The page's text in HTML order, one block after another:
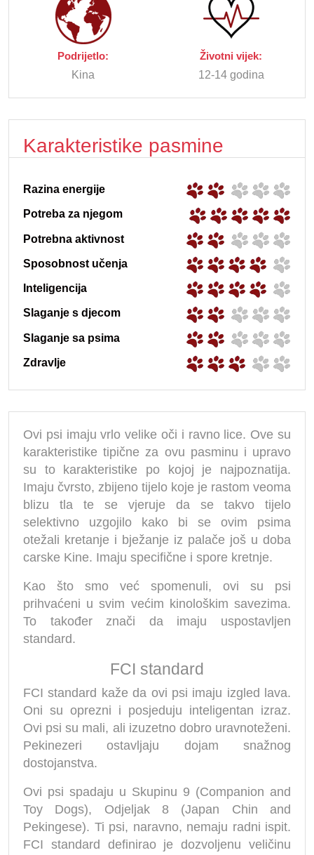
Podrijetlo:
Kina
Životni vijek:
12-14 godina
Karakteristike pasmine
Razina energije
Potreba za njegom
Potrebna aktivnost
Sposobnost učenja
Inteligencija
Slaganje s djecom
Slaganje sa psima
Zdravlje
Ovi psi imaju vrlo velike oči i ravno lice. Ove su
karakteristike tipične za ovu pasminu i upravo
su to karakteristike po kojoj je najpoznatija.
Imaju čvrsto, zbijeno tijelo koje je rastom veoma
blizu tla te se vjeruje da se takvo tijelo
selektivno uzgojilo kako bi se ovim psima
otežali kretanje i bježanje iz palače još u doba
carske Kine. Imaju specifične i spore kretnje.
Kao što smo već spomenuli, ovi su psi
prihvaćeni u svim većim kinološkim savezima.
To također znači da imaju uspostavljen
standard.
FCI standard
FCI standard kaže da ovi psi imaju izgled lava.
Oni su oprezni i posjeduju inteligentan izraz.
Ovi psi su mali, ali izuzetno dobro uravnoteženi.
Pekinezeri ostavljaju dojam snažnog
dostojanstva.
Ovi psi spadaju u Skupinu 9 (Companion and
Toy Dogs), Odjeljak 8 (Japan Chin and
Pekingese). Ti psi, naravno, nemaju radni ispit.
FCI standard definirao je dozvoljenu veličinu